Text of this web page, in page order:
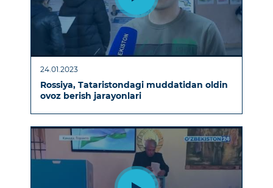
24.01.2023
Rossiya, Tataristondagi muddatidan oldin
ovoz berish jarayonlari